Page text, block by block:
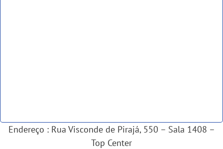
Endereço : Rua Visconde de Pirajá, 550 – Sala 1408 –
Top Center